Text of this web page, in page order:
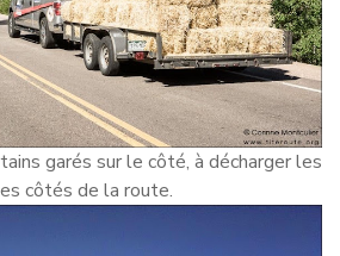
garés sur le côté, à décharger les
côtés de la route.